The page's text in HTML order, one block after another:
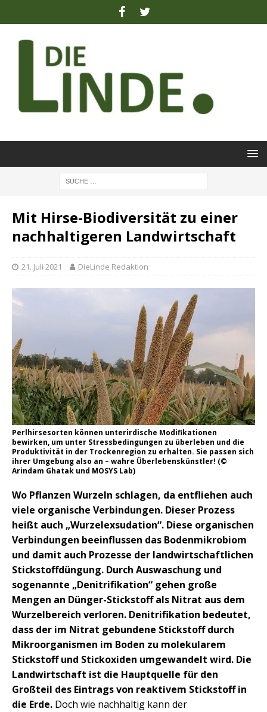
Mit Hirse-Biodiversität zu einer
nachhaltigeren Landwirtschaft
21. Juli 2021 DieLinde Redaktion
Perlhirsesorten können unterirdische Modifikationen
bewirken, um unter Stressbedingungen zu überleben und die
Produktivität in der Trockenregion zu erhalten. Sie passen sich
ihrer Umgebung also an – wahre Überlebenskünstler! (©
Arindam Ghatak und MOSYS Lab)
Wo Pflanzen Wurzeln schlagen, da entfliehen auch
viele organische Verbindungen. Dieser Prozess
heißt auch „Wurzelexsudation“. Diese organischen
Verbindungen beeinflussen das Bodenmikrobiom
und damit auch Prozesse der landwirtschaftlichen
Stickstoffdüngung. Durch Auswaschung und
sogenannte „Denitrifikation“ gehen große
Mengen an Dünger-Stickstoff als Nitrat aus dem
Wurzelbereich verloren. Denitrifikation bedeutet,
dass der im Nitrat gebundene Stickstoff durch
Mikroorganismen im Boden zu molekularem
Stickstoff und Stickoxiden umgewandelt wird. Die
Landwirtschaft ist die Hauptquelle für den
Großteil des Eintrags von reaktivem Stickstoff in
die Erde. Doch wie nachhaltig kann der